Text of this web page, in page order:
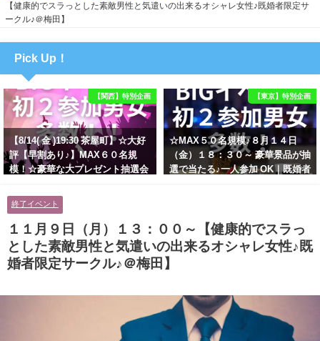
【健康的でスラっとした素敵男性と気遣いの出来るオシャレ女性♪既婚者限定サ
ークル♪＠梅田】
Pick Up！
【関西】特別企画
【8/14( 金 )19:30 茶屋町】☆大好
評【早割あり♪】MAX６０名規
模！☆豪華な大プレゼント抽選会
男性とオシャレ好きで落ち着いた
大人女性の既婚者限定ビッグパー
ティー♪＠茶屋町】
【東京】特別企画
☆MAX５０名規模♪８月１４日
（金）１８：３０～ 豪華景品が抽
選で当たる♪一人参加 OK｜既婚者
女性の既婚者限定ビッグパーティ
ー♪＠池袋】
終了イベント
１１月９日（月）１３：００～【健康的でスラっ
とした素敵男性と気遣いの出来るオシャレ女性♪既
婚者限定サークル♪＠梅田】